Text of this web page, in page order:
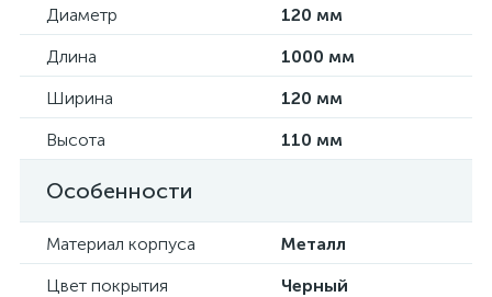
Диаметр
120 мм
Длина
1000 мм
Ширина
120 мм
Высота
110 мм
Особенности
Материал корпуса
Металл
Цвет покрытия
Черный